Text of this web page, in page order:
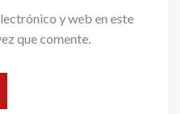
y web en este
que comente.